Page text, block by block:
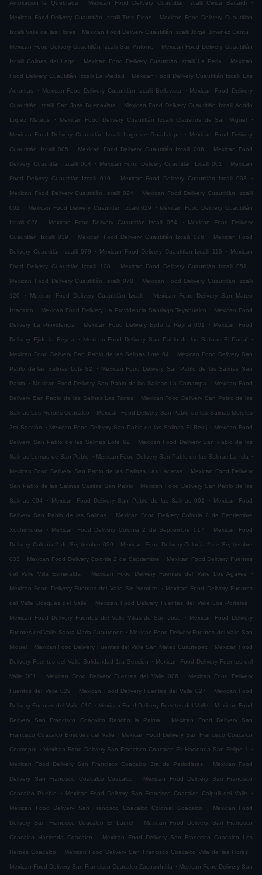
Ampliacion la Quebrada Mexican Food Delivery Cuautitlán Izcalli Civica Bacardi
Mexican Food Delivery Cuautitlán Izcalli Tres Picos . Mexican Food Delivery Cuautitlán
Izcalli Valle de las Flores . Mexican Food Delivery Cuautitlán Izcalli Jorge Jimenez Cantu .
Mexican Food Delivery Cuautitlán Izcalli San Antonio . Mexican Food Delivery Cuautitlán
Izcalli Colinas del Lago . Mexican Food Delivery Cuautitlán Izcalli La Perla . Mexican
Food Delivery Cuautitlán Izcalli La Piedad . Mexican Food Delivery Cuautitlán Izcalli Las
Auroritas . Mexican Food Delivery Cuautitlán Izcalli Bellavista . Mexican Food Delivery
Cuautitlán Izcalli San Jose Buenavista . Mexican Food Delivery Cuautitlán Izcalli Adolfo
Lopez Mateos . Mexican Food Delivery Cuautitlán Izcalli Claustros de San Miguel .
Mexican Food Delivery Cuautitlán Izcalli Lago de Guadalupe . Mexican Food Delivery
Cuautitlán Izcalli 005 . Mexican Food Delivery Cuautitlán Izcalli 006 . Mexican Food
Delivery Cuautitlán Izcalli 004 . Mexican Food Delivery Cuautitlán Izcalli 001 . Mexican
Food Delivery Cuautitlán Izcalli 010 . Mexican Food Delivery Cuautitlán Izcalli 003 .
Mexican Food Delivery Cuautitlán Izcalli 024 . Mexican Food Delivery Cuautitlán Izcalli
002 . Mexican Food Delivery Cuautitlán Izcalli 029 . Mexican Food Delivery Cuautitlán
Izcalli 026 . Mexican Food Delivery Cuautitlán Izcalli 054 . Mexican Food Delivery
Cuautitlán Izcalli 039 . Mexican Food Delivery Cuautitlán Izcalli 076 . Mexican Food
Delivery Cuautitlán Izcalli 079 . Mexican Food Delivery Cuautitlán Izcalli 110 . Mexican
Food Delivery Cuautitlán Izcalli 108 . Mexican Food Delivery Cuautitlán Izcalli 051 .
Mexican Food Delivery Cuautitlán Izcalli 078 . Mexican Food Delivery Cuautitlán Izcalli
120 . Mexican Food Delivery Cuautitlán Izcalli . Mexican Food Delivery San Mateo
Iztacalco . Mexican Food Delivery La Providencia Santiago Teyahualco . Mexican Food
Delivery La Providencia . Mexican Food Delivery Ejido la Reyna 001 . Mexican Food
Delivery Ejido la Reyna . Mexican Food Delivery San Pablo de las Salinas El Portal .
Mexican Food Delivery San Pablo de las Salinas Lote 64 . Mexican Food Delivery San
Pablo de las Salinas Lote 82 . Mexican Food Delivery San Pablo de las Salinas San
Pablo . Mexican Food Delivery San Pablo de las Salinas La Chinampa . Mexican Food
Delivery San Pablo de las Salinas Las Torres . Mexican Food Delivery San Pablo de las
Salinas Los Heroes Coacalco . Mexican Food Delivery San Pablo de las Salinas Morelos
3ra Sección . Mexican Food Delivery San Pablo de las Salinas El Reloj . Mexican Food
Delivery San Pablo de las Salinas Lote 62 . Mexican Food Delivery San Pablo de las
Salinas Lomas de San Pablo . Mexican Food Delivery San Pablo de las Salinas La Isla .
Mexican Food Delivery San Pablo de las Salinas Las Laderas . Mexican Food Delivery
San Pablo de las Salinas Casitas San Pablo . Mexican Food Delivery San Pablo de las
Salinas 004 . Mexican Food Delivery San Pablo de las Salinas 001 . Mexican Food
Delivery San Pablo de las Salinas . Mexican Food Delivery Colonia 2 de Septiembre
Xochimiquia . Mexican Food Delivery Colonia 2 de Septiembre 017 . Mexican Food
Delivery Colonia 2 de Septiembre 030 . Mexican Food Delivery Colonia 2 de Septiembre
033 . Mexican Food Delivery Colonia 2 de Septiembre . Mexican Food Delivery Fuentes
del Valle Villa Esmeralda . Mexican Food Delivery Fuentes del Valle Los Agaves .
Mexican Food Delivery Fuentes del Valle Sin Nombre . Mexican Food Delivery Fuentes
del Valle Bosques del Valle . Mexican Food Delivery Fuentes del Valle Los Portales .
Mexican Food Delivery Fuentes del Valle Villas de San Jose . Mexican Food Delivery
Fuentes del Valle Santa Maria Cuautepec . Mexican Food Delivery Fuentes del Valle San
Miguel . Mexican Food Delivery Fuentes del Valle San Mateo Cuautepec . Mexican Food
Delivery Fuentes del Valle Solidaridad 1ra Sección . Mexican Food Delivery Fuentes del
Valle 001 . Mexican Food Delivery Fuentes del Valle 006 . Mexican Food Delivery
Fuentes del Valle 029 . Mexican Food Delivery Fuentes del Valle 027 . Mexican Food
Delivery Fuentes del Valle 010 . Mexican Food Delivery Fuentes del Valle . Mexican Food
Delivery San Francisco Coacalco Rancho la Palma . Mexican Food Delivery San
Francisco Coacalco Bosques del Valle . Mexican Food Delivery San Francisco Coacalco
Cosmopol . Mexican Food Delivery San Francisco Coacalco Ex Hacienda San Felipe 1 .
Mexican Food Delivery San Francisco Coacalco 3ra de Periodistas . Mexican Food
Delivery San Francisco Coacalco Coacalco . Mexican Food Delivery San Francisco
Coacalco Pueblo . Mexican Food Delivery San Francisco Coacalco Calpulli del Valle .
Mexican Food Delivery San Francisco Coacalco Colonial Coacalco . Mexican Food
Delivery San Francisco Coacalco El Laurel . Mexican Food Delivery San Francisco
Coacalco Hacienda Coacalco . Mexican Food Delivery San Francisco Coacalco Los
Heroes Coacalco . Mexican Food Delivery San Francisco Coacalco Villa de las Flores .
Mexican Food Delivery San Francisco Coacalco Zacuauhtitla . Mexican Food Delivery San